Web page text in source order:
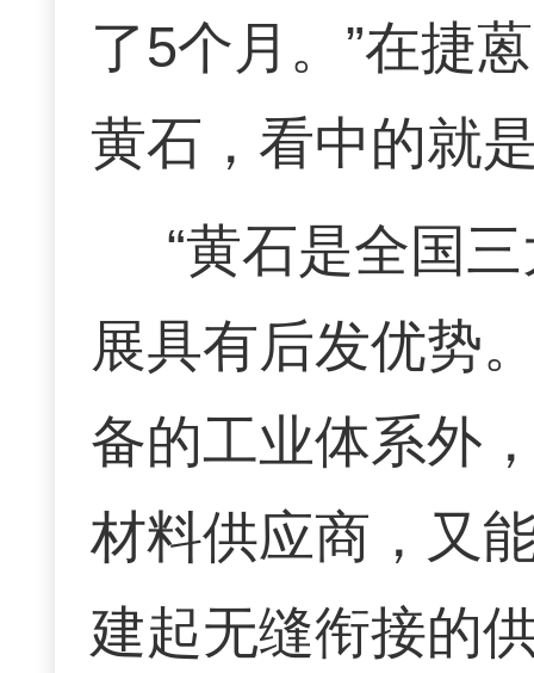
了5个月。”在捷
黄石，看中的就
“黄石是全国
展具有后发优势
备的工业体系外
材料供应商，又
建起无缝衔接的